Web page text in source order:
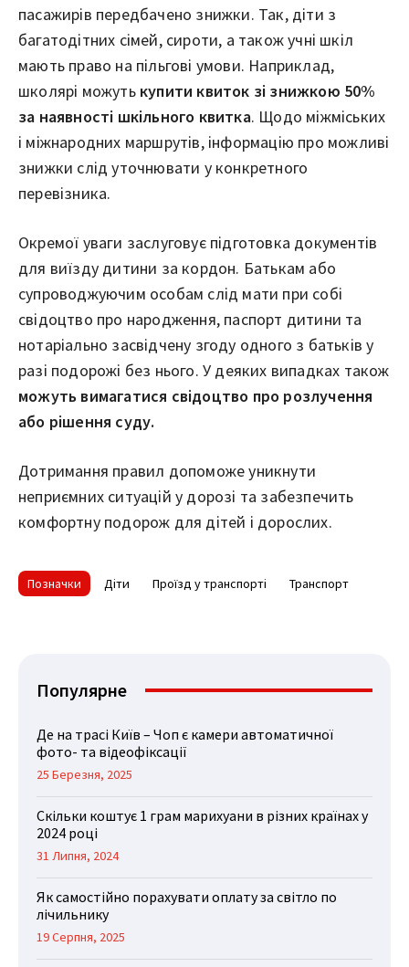
пасажирів передбачено знижки. Так, діти з
багатодітних сімей, сироти, а також учні шкіл
мають право на пільгові умови. Наприклад,
школярі можуть купити квиток зі знижкою 50%
за наявності шкільного квитка. Щодо міжміських
і міжнародних маршрутів, інформацію про можливі
знижки слід уточнювати у конкретного
перевізника.
Окремої уваги заслуговує підготовка документів
для виїзду дитини за кордон. Батькам або
супроводжуючим особам слід мати при собі
свідоцтво про народження, паспорт дитини та
нотаріально засвідчену згоду одного з батьків у
разі подорожі без нього. У деяких випадках також
можуть вимагатися свідоцтво про розлучення
або рішення суду.
Дотримання правил допоможе уникнути
неприємних ситуацій у дорозі та забезпечить
комфортну подорож для дітей і дорослих.
Позначки Діти Проїзд у транспорті Транспорт
Популярне
Де на трасі Київ – Чоп є камери автоматичної
фото- та відеофіксації
25 Березня, 2025
Скільки коштує 1 грам марихуани в різних країнах у
2024 році
31 Липня, 2024
Як самостійно порахувати оплату за світло по
лічильнику
19 Серпня, 2025